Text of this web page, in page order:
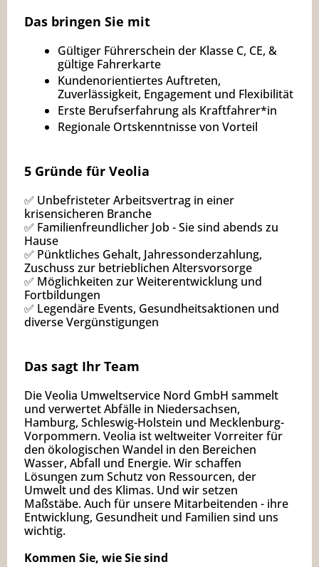
Das bringen Sie mit
Gültiger Führerschein der Klasse C, CE, &
gültige Fahrerkarte
Kundenorientiertes Auftreten,
Zuverlässigkeit, Engagement und Flexibilität
Erste Berufserfahrung als Kraftfahrer*in
Regionale Ortskenntnisse von Vorteil
5 Gründe für Veolia
✅ Unbefristeter Arbeitsvertrag in einer
krisensicheren Branche
✅ Familienfreundlicher Job - Sie sind abends zu
Hause
✅ Pünktliches Gehalt, Jahressonderzahlung,
Zuschuss zur betrieblichen Altersvorsorge
✅ Möglichkeiten zur Weiterentwicklung und
Fortbildungen
✅ Legendäre Events, Gesundheitsaktionen und
diverse Vergünstigungen
Das sagt Ihr Team
Die Veolia Umweltservice Nord GmbH sammelt
und verwertet Abfälle in Niedersachsen,
Hamburg, Schleswig-Holstein und Mecklenburg-
Vorpommern. Veolia ist weltweiter Vorreiter für
den ökologischen Wandel in den Bereichen
Wasser, Abfall und Energie. Wir schaffen
Lösungen zum Schutz von Ressourcen, der
Umwelt und des Klimas. Und wir setzen
Maßstäbe. Auch für unsere Mitarbeitenden - ihre
Entwicklung, Gesundheit und Familien sind uns
wichtig.
Kommen Sie, wie Sie sind